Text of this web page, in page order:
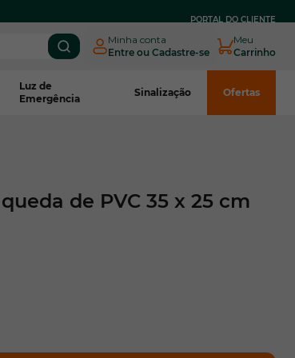
PORTAL DO CLIENTE
Minha conta
Entre ou Cadastre-se
Meu
Carrinho
Luz de
Emergência
Sinalização Ofertas
de PVC 35 x 25 cm